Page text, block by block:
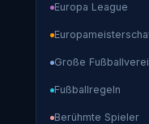
Europa League
Große
Fußballregeln
Berühmte Spieler